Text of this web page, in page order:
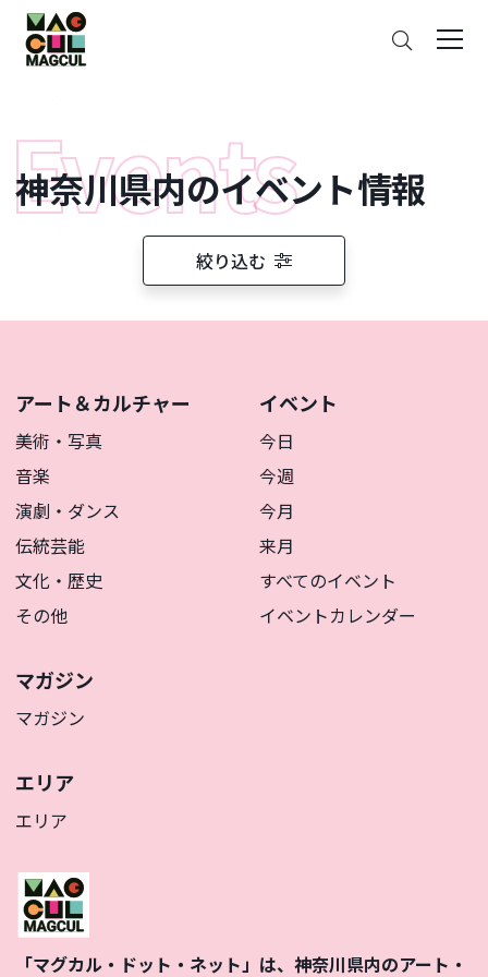
ン
テ
ン
ス
キ
ッ
神奈川県内のイベント情報
絞り込む
アート＆カルチャー
美術・写真
音楽
演劇・ダンス
伝統芸能
文化・歴史
その他
イベント
今日
今週
今月
来月
すべてのイベント
イベントカレンダー
マガジン
マガジン
エリア
エリア
「マグカル・ドット・ネット」は、神奈川県内のアート・